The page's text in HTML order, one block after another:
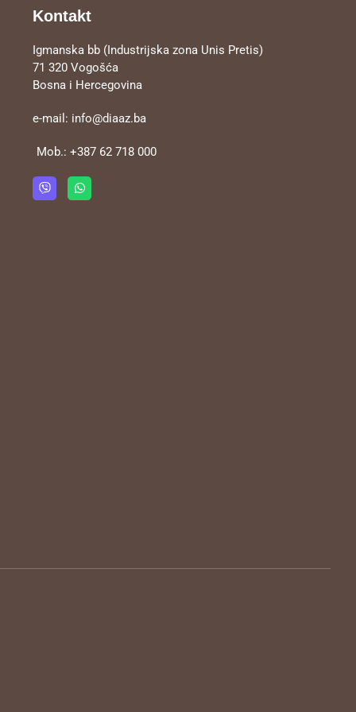
Kontakt
Igmanska bb (Industrijska zona Unis Pretis)
71 320 Vogošća
Bosna i Hercegovina
e-mail: info@diaaz.ba
Mob.:+387 62 718 000